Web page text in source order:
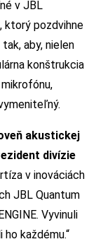
v JBL
ktorý pozdvihne
aby, nielen
konštrukcia
akustickej
divízie
v inováciách
JBL Quantum
Vyvinuli
každému.“